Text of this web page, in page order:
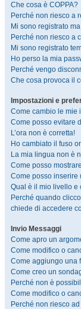
Che cosa è COPPA?
Perché non riesco a
Mi sono registrato
Perché non riesco a
Mi sono registrato
Ho perso la mia
Perché vengo
Che cosa provoca il
Impostazioni e
Come cambio le mie
Come posso evitare
L’ora non è corretta!
Ho cambiato il fuso
La mia lingua non è
Come posso
Come posso inserire
Qual è il mio livello e
Perché quando
chiede di accedere
Invio Messaggi
Come apro un
Come modifico o
Come aggiungo una
Come creo un
Perché non è
Come modifico o
Perché non riesco